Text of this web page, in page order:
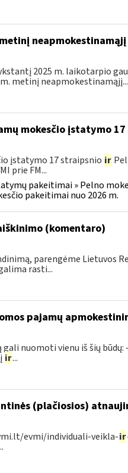
2025 m. laikotarpio
metinį neapmokestinamąjį...
mokesčio įstatymo
įstatymo 17 straipsnio ir
prie FM...
pakeitimai » Pelno
pakeitimai nuo 2026 m.
(komentaro)
parengėme Lietuvos
rasti...
pajamų
nuomoti vienu iš šių
ir...
(plačiosios)
evmi/individuali-veikla-ir